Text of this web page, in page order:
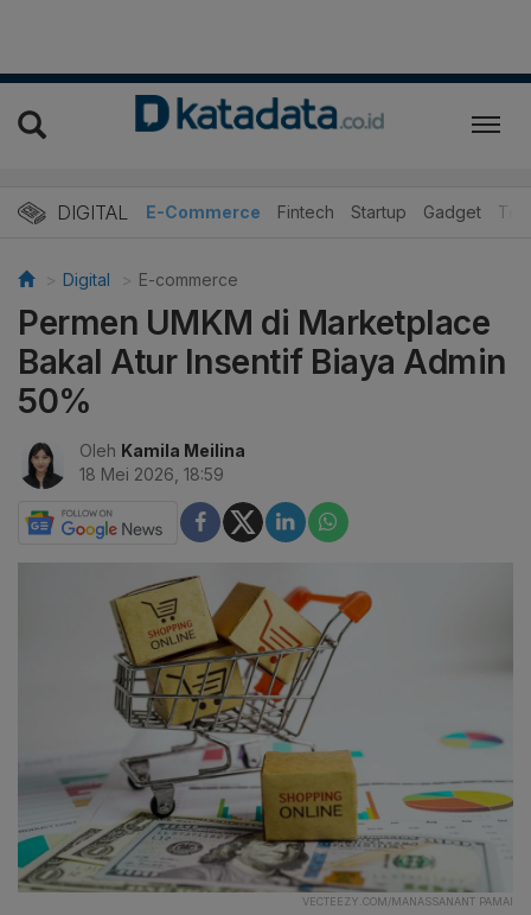
DIGITAL E-Commerce Fintech Startup Gadget
Digital E-commerce
Permen UMKM di Marketplace
Bakal Atur Insentif Biaya Admin
50%
Oleh Kamila Meilina
18 Mei 2026, 18:59
VECTEEZY.COM/MANASSANANT PAMAI